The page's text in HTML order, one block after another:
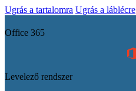
Ugrás a tartalomra Ugrás a láblécre
Office 365
Levelező rendszer